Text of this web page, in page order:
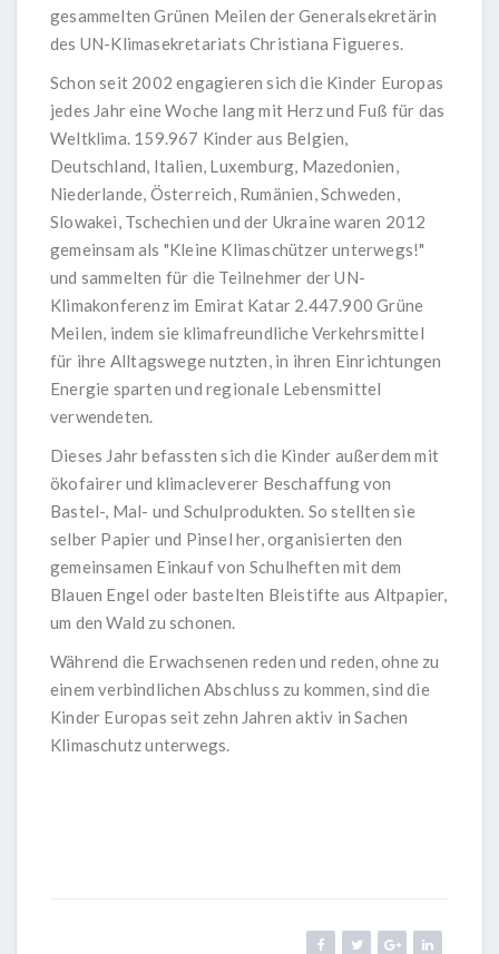
gesammelten Grünen Meilen der Generalsekretärin
des UN-Klimasekretariats Christiana Figueres.
Schon seit 2002 engagieren sich die Kinder Europas
jedes Jahr eine Woche lang mit Herz und Fuß für das
Weltklima. 159.967 Kinder aus Belgien,
Deutschland, Italien, Luxemburg, Mazedonien,
Niederlande, Österreich, Rumänien, Schweden,
Slowakei, Tschechien und der Ukraine waren 2012
gemeinsam als "Kleine Klimaschützer unterwegs!"
und sammelten für die Teilnehmer der UN-
Klimakonferenz im Emirat Katar 2.447.900 Grüne
Meilen, indem sie klimafreundliche Verkehrsmittel
für ihre Alltagswege nutzten, in ihren Einrichtungen
Energie sparten und regionale Lebensmittel
verwendeten.
Dieses Jahr befassten sich die Kinder außerdem mit
ökofairer und klimacleverer Beschaffung von
Bastel-, Mal- und Schulprodukten. So stellten sie
selber Papier und Pinsel her, organisierten den
gemeinsamen Einkauf von Schulheften mit dem
Blauen Engel oder bastelten Bleistifte aus Altpapier,
um den Wald zu schonen.
Während die Erwachsenen reden und reden, ohne zu
einem verbindlichen Abschluss zu kommen, sind die
Kinder Europas seit zehn Jahren aktiv in Sachen
Klimaschutz unterwegs.